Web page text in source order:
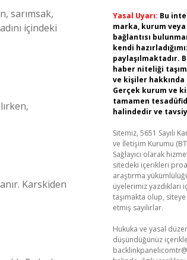
sarımsak,
içindeki
Karskiden
Yasal Uyarı: Bu
marka, kurum
bağlantısı
kendi
paylaşılmaktadır.
haber niteliği
ve kişiler hakkında
Gerçek kurum ve
tamamen
halindedir ve
Sitemiz, 5651 Sayılı
ve İletişim Kurumu
Sağlayıcı olarak
sitedeki içerikleri
araştırma
üyelerimiz
taşımakta olup,
etmiş sayılırlar.
Hukuka ve yasal
düşündüğünüz